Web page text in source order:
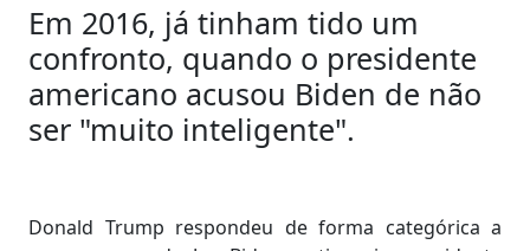
Em 2016, já tinham tido um
confronto, quando o presidente
americano acusou Biden de não
ser "muito inteligente".
Donald Trump respondeu de forma categórica a